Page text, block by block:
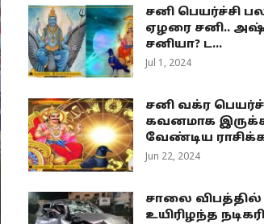
சனி பெயர்ச்சி
ஏழரை சனி..
சனியா? ட...
Jul 1, 2024
சனி வக்ர
கவனமாக
வேண்டிய
Jun 22, 2024
சாலை விபத்தில்
உயிரிழந்த